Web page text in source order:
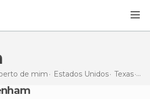
de mim Estados Unidos Texas